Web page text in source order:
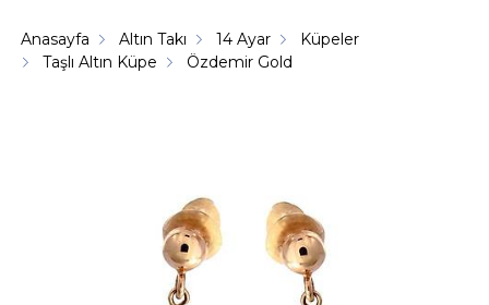
Anasayfa Altın Takı 14 Ayar
Küpeler
Taşlı Altın Küpe
Özdemir Gold